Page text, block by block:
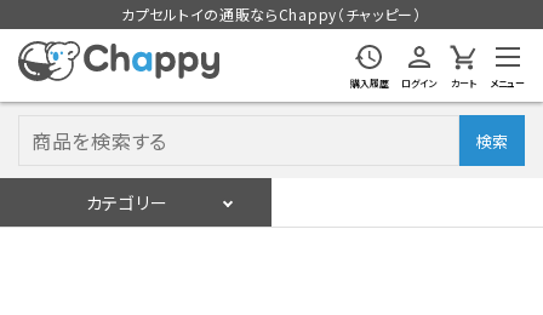
カプセルトイの通販ならChappy（チャッピー）
購入履歴 ログイン カート メニュー
検索
カテゴリー